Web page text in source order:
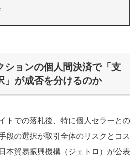
ションの個人間決済で「支
」が成否を分けるのか
トでの落札後、特に個人セラーとの
段の選択が取引全体のリスクとコス
本貿易振興機構（ジェトロ）が公表